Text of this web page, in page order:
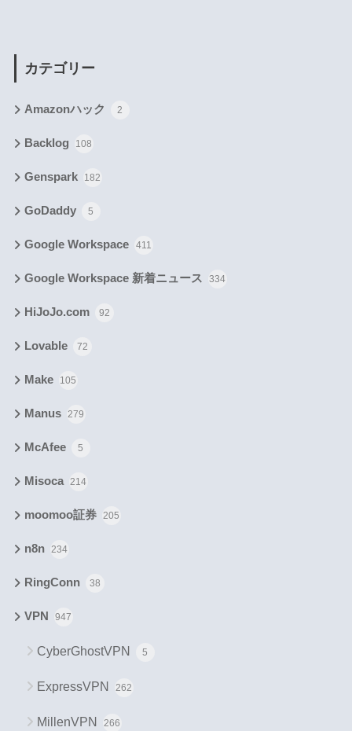
カテゴリー
Amazonハック 2
Backlog 108
Genspark 182
GoDaddy 5
Google Workspace 411
Google Workspace 新着ニュース 334
HiJoJo.com 92
Lovable 72
Make 105
Manus 279
McAfee 5
Misoca 214
moomoo証券 205
n8n 234
RingConn 38
VPN 947
CyberGhostVPN 5
ExpressVPN 262
MillenVPN 266